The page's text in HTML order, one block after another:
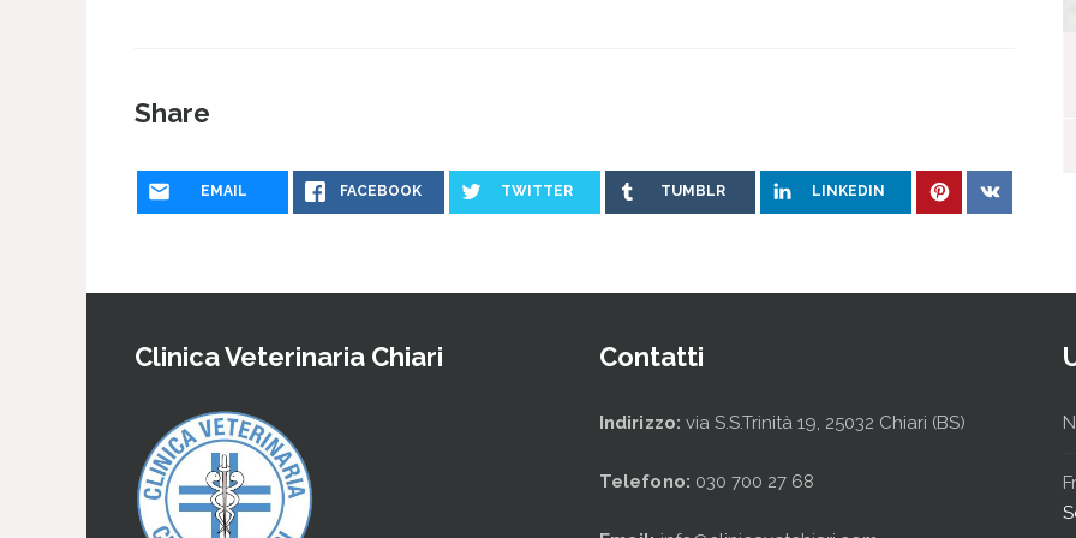
Share
EMAIL FACEBOOK TWITTER TUMBLR LINKEDIN
Clinica Veterinaria Chiari Contatti
Indirizzo: via S.S.Trinità 19, 25032 Chiari (BS)
Telefono: 030 700 27 68